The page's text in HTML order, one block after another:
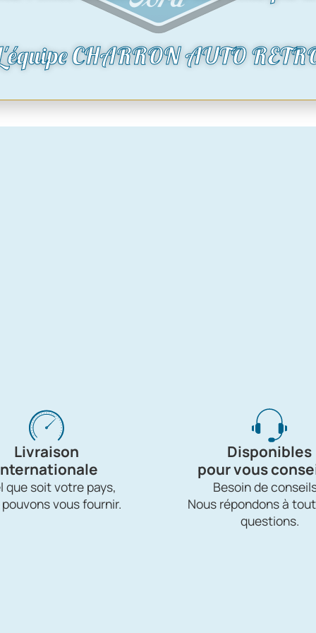
Voir le produit
Livraison
que soit votre pays,
vous fournir.
Disponibles
pour vous
Besoin de
Nous répondons à
questions.
CHARRON AUTO